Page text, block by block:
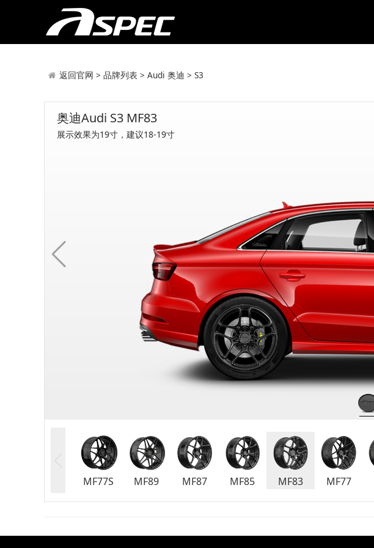
返回官网 > 品牌列表 > Audi 奥迪 > S3
奥迪Audi S3 MF83
展示效果为19寸，建议18-19寸
MF77S MF89 MF87 MF85 MF83 MF77